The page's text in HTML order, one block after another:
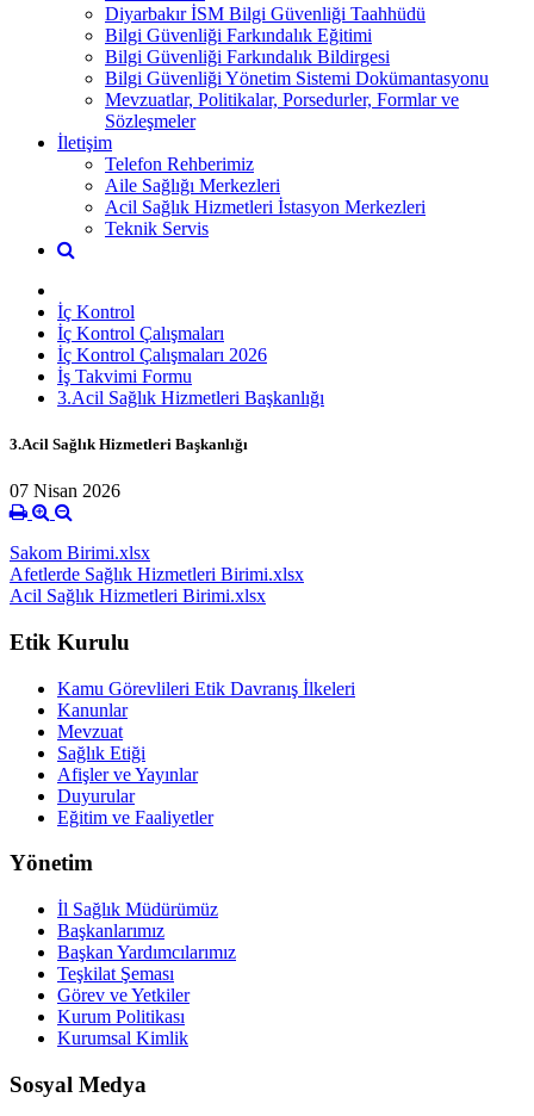
Diyarbakır İSM Bilgi Güvenliği Taahhüdü
Bilgi Güvenliği Farkındalık Eğitimi
Bilgi Güvenliği Farkındalık Bildirgesi
Bilgi Güvenliği Yönetim Sistemi Dokümantasyonu
Mevzuatlar, Politikalar, Porsedurler, Formlar ve
Sözleşmeler
İletişim
Telefon Rehberimiz
Aile Sağlığı Merkezleri
Acil Sağlık Hizmetleri İstasyon Merkezleri
Teknik Servis
İç Kontrol
İç Kontrol Çalışmaları
İç Kontrol Çalışmaları 2026
İş Takvimi Formu
3.Acil Sağlık Hizmetleri Başkanlığı
3.Acil Sağlık Hizmetleri Başkanlığı
07 Nisan 2026
Sakom Birimi.xlsx
Afetlerde Sağlık Hizmetleri Birimi.xlsx
Acil Sağlık Hizmetleri Birimi.xlsx
Etik Kurulu
Kamu Görevlileri Etik Davranış İlkeleri
Kanunlar
Mevzuat
Sağlık Etiği
Afişler ve Yayınlar
Duyurular
Eğitim ve Faaliyetler
Yönetim
İl Sağlık Müdürümüz
Başkanlarımız
Başkan Yardımcılarımız
Teşkilat Şeması
Görev ve Yetkiler
Kurum Politikası
Kurumsal Kimlik
Sosyal Medya